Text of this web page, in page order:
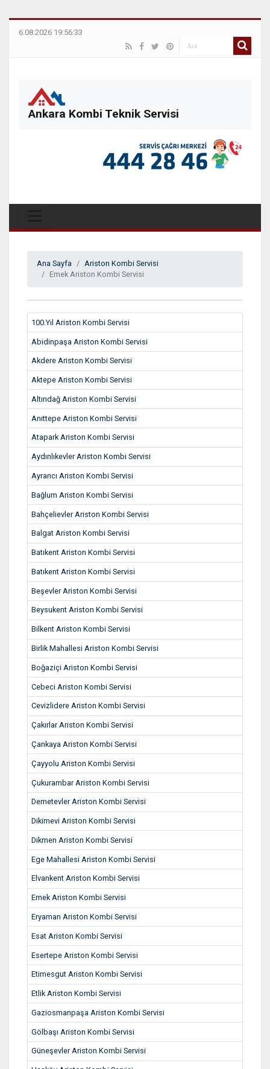
6.08.2026 19:56:33
Ankara Kombi Teknik Servisi
Ana Sayfa
Ariston Kombi Servisi
Emek Ariston Kombi Servisi
100.Yıl Ariston Kombi Servisi
Abidinpaşa Ariston Kombi Servisi
Akdere Ariston Kombi Servisi
Aktepe Ariston Kombi Servisi
Altındağ Ariston Kombi Servisi
Anıttepe Ariston Kombi Servisi
Atapark Ariston Kombi Servisi
Aydınlıkevler Ariston Kombi Servisi
Ayrancı Ariston Kombi Servisi
Bağlum Ariston Kombi Servisi
Bahçelievler Ariston Kombi Servisi
Balgat Ariston Kombi Servisi
Batıkent Ariston Kombi Servisi
Batıkent Ariston Kombi Servisi
Beşevler Ariston Kombi Servisi
Beysukent Ariston Kombi Servisi
Bilkent Ariston Kombi Servisi
Birlik Mahallesi Ariston Kombi Servisi
Boğaziçi Ariston Kombi Servisi
Cebeci Ariston Kombi Servisi
Cevizlidere Ariston Kombi Servisi
Çakırlar Ariston Kombi Servisi
Çankaya Ariston Kombi Servisi
Çayyolu Ariston Kombi Servisi
Çukurambar Ariston Kombi Servisi
Demetevler Ariston Kombi Servisi
Dikimevi Ariston Kombi Servisi
Dikmen Ariston Kombi Servisi
Ege Mahallesi Ariston Kombi Servisi
Elvankent Ariston Kombi Servisi
Emek Ariston Kombi Servisi
Eryaman Ariston Kombi Servisi
Esat Ariston Kombi Servisi
Esertepe Ariston Kombi Servisi
Etimesgut Ariston Kombi Servisi
Etlik Ariston Kombi Servisi
Gaziosmanpaşa Ariston Kombi Servisi
Gölbaşı Ariston Kombi Servisi
Güneşevler Ariston Kombi Servisi